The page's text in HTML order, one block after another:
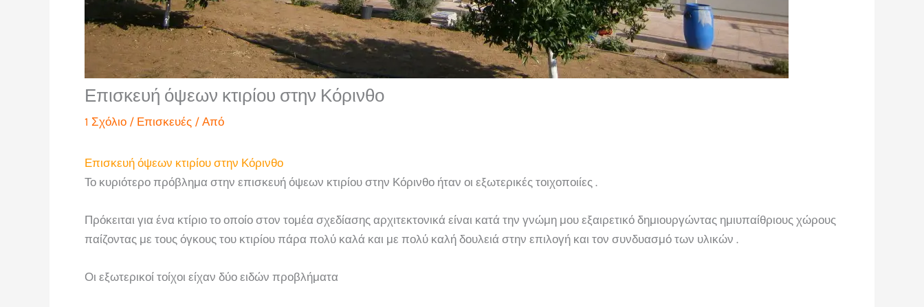
Επισκευή όψεων κτιρίου στην Κόρινθο
1 Σχόλιο / Επισκευές / Από
Επισκευή όψεων κτιρίου στην Κόρινθο
Το κυριότερο πρόβλημα στην επισκευή όψεων κτιρίου στην Κόρινθο ήταν οι εξωτερικές τοιχοποιίες .
Πρόκειται για ένα κτίριο το οποίο στον τομέα σχεδίασης αρχιτεκτονικά είναι κατά την γνώμη μου εξαιρετικό δημιουργώντας ημιυπαίθριους χώρους
παίζοντας με τους όγκους του κτιρίου πάρα πολύ καλά και με πολύ καλή δουλειά στην επιλογή και τον συνδυασμό των υλικών .
Οι εξωτερικοί τοίχοι είχαν δύο ειδών προβλήματα